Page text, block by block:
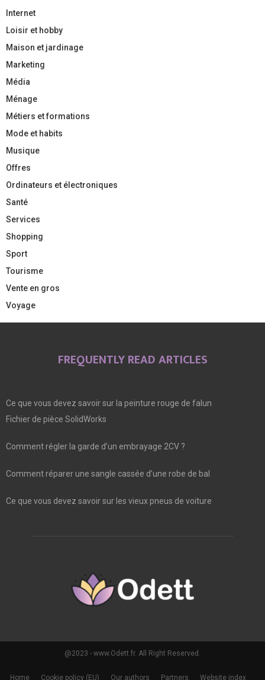
Internet
Loisir et hobby
Maison et jardinage
Marketing
Média
Ménage
Métiers et formations
Mode et habits
Musique
Offres
Ordinateurs et électroniques
Santé
Services
Shopping
Sport
Tourisme
Vente en gros
Voyage
FREQUENTLY READ ARTICLES
Ce que vous devez savoir sur la peinture rouge de falun
Fichier de pièce SolidWorks
Comment régler la garde d’un embrayage 2CV ?
Comment réparer une sangle cassée d’une robe de bal
Ce que vous devez savoir sur les vieux pneus de voiture
@2023 - www.Odett.fr. All Right Reserved.
Home Cookie policy (EU) Our authors Partners Website index